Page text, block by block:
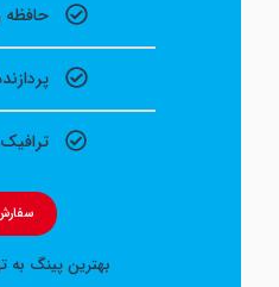
حافظه رم ۱ گیگ
پردازنده ۱ هسته
ترافیک نامحدود
سفارش
بهترین پینگ به تهران (20ms)